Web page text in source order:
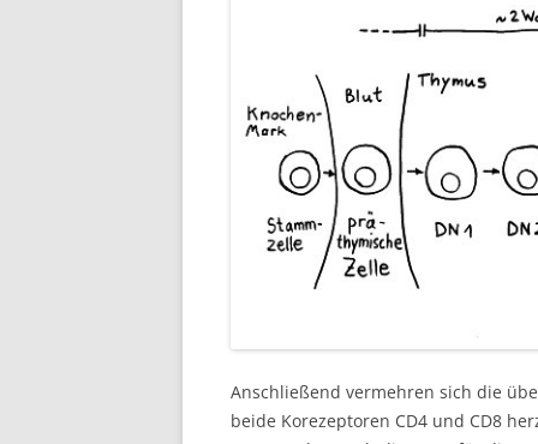
Anschließend vermehren sich die
beide Korezeptoren CD4 und CD8